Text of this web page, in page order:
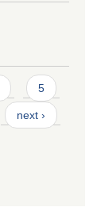
5
next ›